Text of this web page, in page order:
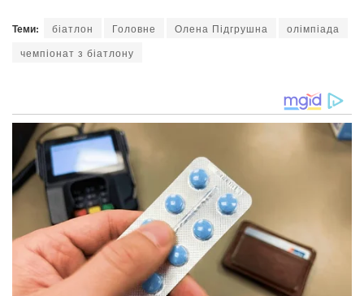
Теми: біатлон Головне Олена Підгрушна
олімпіада
чемпіонат з біатлону